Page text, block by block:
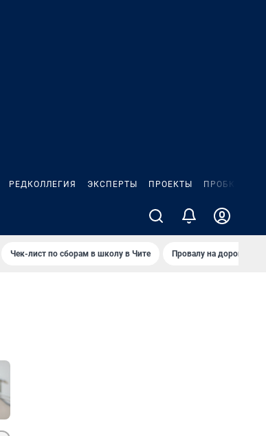
РЕДКОЛЛЕГИЯ ЭКСПЕРТЫ ПРОЕКТЫ ПРОБКИ
Чек-лист по сборам в школу в Чите Провалу на дороге